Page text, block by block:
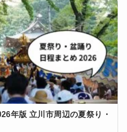
年版 立川市周辺の夏祭り・